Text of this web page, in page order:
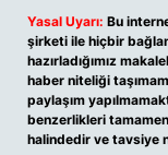
Yasal Uyarı: Bu
şirketi ile hiçbir
hazırladığımız
haber niteliği
paylaşım
benzerlikleri
halindedir ve tavsiye